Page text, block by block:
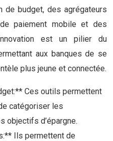
budget, des agrégateurs
paiement mobile et des
est un pilier du
aux banques de se
plus jeune et connectée.
Ces outils permettent
catégoriser les
objectifs d’épargne.
Ils permettent de